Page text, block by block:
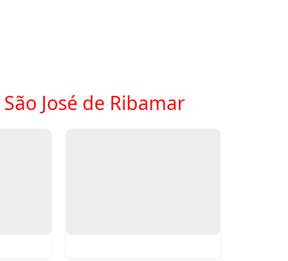
José de Ribamar